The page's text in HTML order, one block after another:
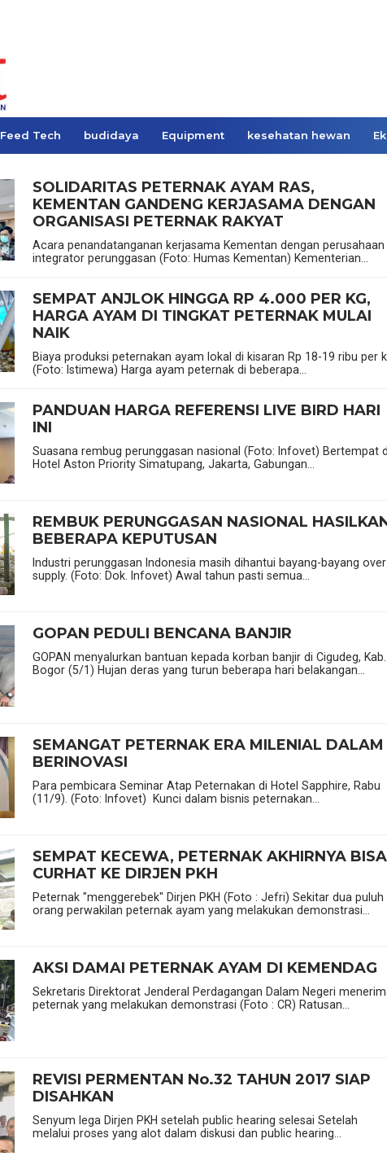
Feed Tech budidaya Equipment kesehatan hewan
SOLIDARITAS PETERNAK AYAM RAS,
KEMENTAN GANDENG KERJASAMA DENGAN
ORGANISASI PETERNAK RAKYAT
Acara penandatanganan kerjasama Kementan dengan perusahaan
integrator perunggasan (Foto: Humas Kementan) Kementerian...
SEMPAT ANJLOK HINGGA RP 4.000 PER KG,
HARGA AYAM DI TINGKAT PETERNAK MULAI
NAIK
Biaya produksi peternakan ayam lokal di kisaran Rp 18-19 ribu per
(Foto: Istimewa) Harga ayam peternak di beberapa...
PANDUAN HARGA REFERENSI LIVE BIRD HARI
INI
Suasana rembug perunggasan nasional (Foto: Infovet) Bertempat
Hotel Aston Priority Simatupang, Jakarta, Gabungan...
REMBUK PERUNGGASAN NASIONAL
BEBERAPA KEPUTUSAN
Industri perunggasan Indonesia masih dihantui bayang-bayang over
supply. (Foto: Dok. Infovet) Awal tahun pasti semua...
GOPAN PEDULI BENCANA BANJIR
GOPAN menyalurkan bantuan kepada korban banjir di Cigudeg, Kab.
Bogor (5/1) Hujan deras yang turun beberapa hari belakangan...
SEMANGAT PETERNAK ERA MILENIAL DALAM
BERINOVASI
Para pembicara Seminar Atap Peternakan di Hotel Sapphire, Rabu
(11/9). (Foto: Infovet) Kunci dalam bisnis peternakan...
SEMPAT KECEWA, PETERNAK AKHIRNYA BISA
CURHAT KE DIRJEN PKH
Peternak "menggerebek" Dirjen PKH (Foto : Jefri) Sekitar dua puluh
orang perwakilan peternak ayam yang melakukan demonstrasi...
AKSI DAMAI PETERNAK AYAM DI KEMENDAG
Sekretaris Direktorat Jenderal Perdagangan Dalam Negeri
peternak yang melakukan demonstrasi (Foto : CR) Ratusan...
REVISI PERMENTAN No.32 TAHUN 2017 SIAP
DISAHKAN
Senyum lega Dirjen PKH setelah public hearing selesai Setelah
melalui proses yang alot dalam diskusi dan public hearing...